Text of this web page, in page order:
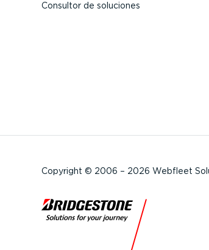
Consultor de soluciones
Copyright © 2006 – 2026 Webfleet